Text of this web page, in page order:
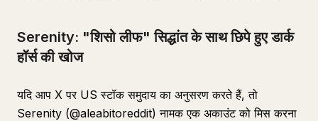
Serenity: "शिसो लीफ" सिद्धांत के साथ छिपे हुए डार्क
हॉर्स की खोज
यदि आप X पर US स्टॉक समुदाय का अनुसरण करते हैं, तो
Serenity (@aleabitoreddit) नामक एक अकाउंट को मिस करना